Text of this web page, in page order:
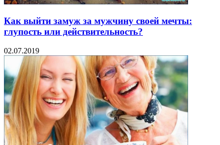
Как выйти замуж за мужчину своей мечты:
глупость или действительность?
02.07.2019